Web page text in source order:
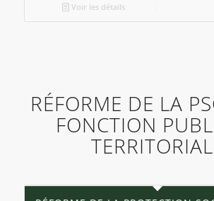
Voir les détails
RÉFORME DE LA
FONCTION